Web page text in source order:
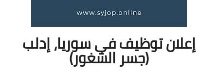
إعلان توظيف في سوريا، إدلب
(جسر الشغور)